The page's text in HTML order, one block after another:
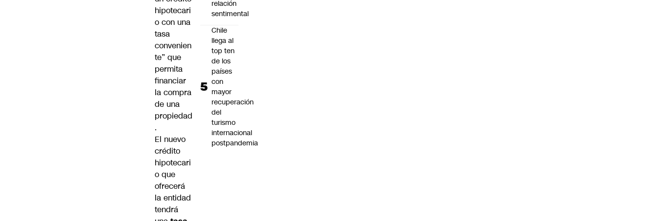
hipotecari
o con una
tasa
convenien
te” que
permita
financiar
la compra
de una
propiedad
.
El nuevo
crédito
hipotecari
o que
ofrecerá
la entidad
tendrá
relación
sentimental
Chile
llega al
top ten
de los
países
con
mayor
recuperación
del
turismo
internacional
postpandemia